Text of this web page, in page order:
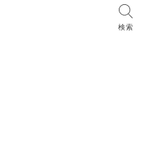
検索